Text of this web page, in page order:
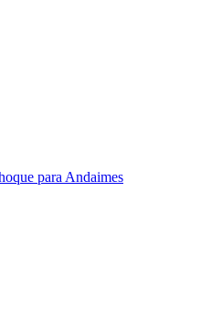
para Andaimes